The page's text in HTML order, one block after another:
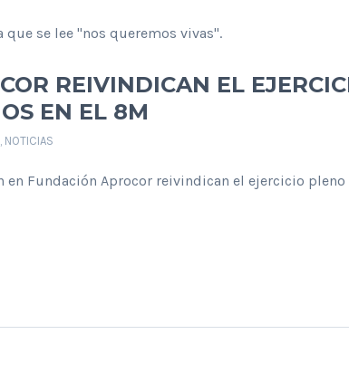
REIVINDICAN EL
EN EL 8M
, NOTICIAS
Fundación Aprocor reivindican el ejercicio pleno